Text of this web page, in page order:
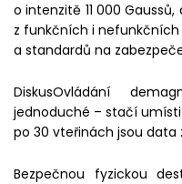
o intenzitě 11 000
z funkčních i
a standardů na
DiskusOvládání
jednoduché – stačí
po 30 vteřinách jsou data
Bezpečnou fyzickou